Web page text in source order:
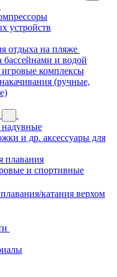
устройств
отдыха на пляже
бассейнами и водой
игровые комплексы
(ручные,
и др. аксессуары для
плавания
и спортивные
катания верхом